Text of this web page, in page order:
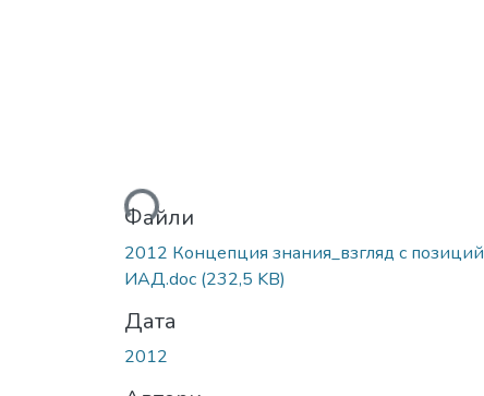
Вантажиться...
Файли
2012 Концепция знания_взгляд с позиций
ИАД.doc (232,5 KB)
Дата
2012